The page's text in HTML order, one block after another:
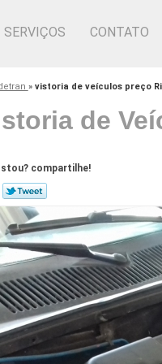
SERVIÇOS CONTATO
» vistoria de veículos preço
de
compartilhe!